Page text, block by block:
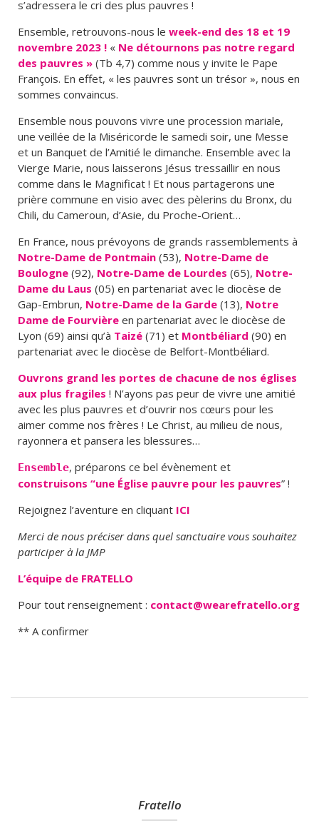
s’adressera le cri des plus pauvres !
Ensemble, retrouvons-nous leweek-end des 18 et 19
novembre 2023 ! « Ne détournons pas notre regard
des pauvres » (Tb 4,7) comme nous y invite le Pape
François. En effet, « les pauvres sont un trésor », nous en
sommes convaincus.
Ensemble nous pouvons vivre une procession mariale,
une veillée de la Miséricorde le samedi soir, une Messe
et un Banquet de l’Amitié le dimanche. Ensemble avec la
Vierge Marie, nous laisserons Jésus tressaillir en nous
comme dans le Magnificat ! Et nous partagerons une
prière commune en visio avec des pèlerins du Bronx, du
Chili, du Cameroun, d’Asie, du Proche-Orient…
En France, nous prévoyons de grands rassemblements à
Notre-Dame de Pontmain (53), Notre-Dame de
Boulogne (92), Notre-Dame de Lourdes (65), Notre-
Dame du Laus (05) en partenariat avec le diocèse de
Gap-Embrun, Notre-Dame de la Garde (13), Notre
Dame de Fourvière en partenariat avec le diocèse de
Lyon (69) ainsi qu’à Taizé (71) et Montbéliard (90) en
partenariat avec le diocèse de Belfort-Montbéliard.
Ouvrons grand les portes de chacune de nos églises
aux plus fragiles ! N’ayons pas peur de vivre une amitié
avec les plus pauvres et d’ouvrir nos cœurs pour les
aimer comme nos frères ! Le Christ, au milieu de nous,
rayonnera et pansera les blessures…
Ensemble, préparons ce bel évènement et
construisons “une Église pauvre pour les pauvres” !
Rejoignez l’aventure en cliquant ICI
Merci de nous préciser dans quel sanctuaire vous souhaitez
participer à la JMP
L’équipe de FRATELLO
Pour tout renseignement : contact@wearefratello.org
** A confirmer
Fratello